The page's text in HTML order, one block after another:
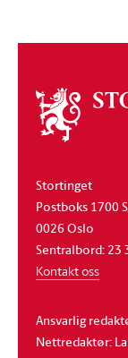
Om
stortinget
Stortinget
Postboks 1700
0026 Oslo
Sentralbord: 23
Kontakt oss
Ansvarlig
Nettredaktør: